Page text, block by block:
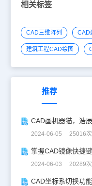
相关标签
CAD三维阵列 CAD
建筑工程CAD绘图
推荐
CAD画机器猫，浩
2024-06-05 25016次
掌握CAD镜像快捷
2024-06-03 20289次